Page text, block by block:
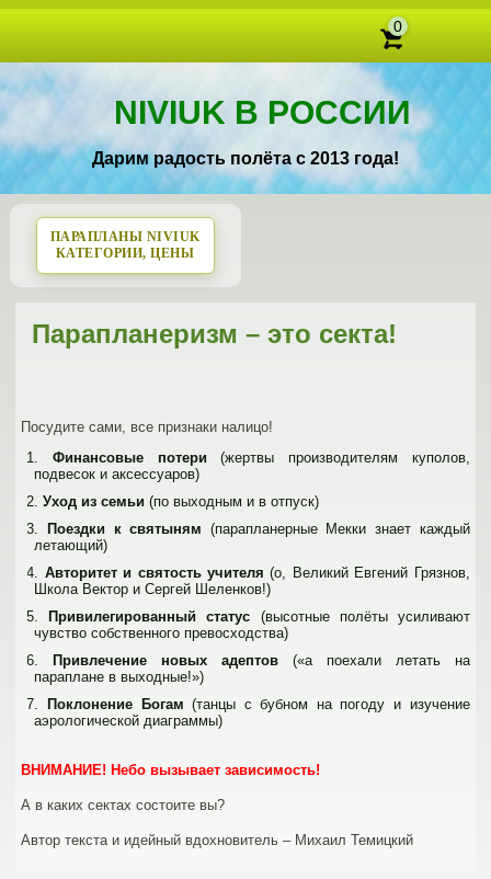
0
NIVIUK В РОССИИ
Дарим радость полёта с 2013 года!
ПАРАПЛАНЫ NIVIUK
КАТЕГОРИИ, ЦЕНЫ
Парапланеризм – это секта!
Посудите сами, все признаки налицо!
1.Финансовые потери (жертвы производителям куполов,
подвесок и аксессуаров)
2.Уход из семьи (по выходным и в отпуск)
3.
Поездки к святыням (парапланерные Мекки знает каждый
летающий)
4. Авторитет и святость учителя (о, Великий Евгений Грязнов,
Школа Вектор и Сергей Шеленков!)
5.
Привилегированный статус (высотные полёты усиливают
чувство собственного превосходства)
6.
Привлечение новых адептов («а поехали летать на
параплане в выходные!»)
7.
Поклонение Богам (танцы с бубном на погоду и изучение
аэрологической диаграммы)
ВНИМАНИЕ! Небо вызывает зависимость!
А в каких сектах состоите вы?
Автор текста и идейный вдохновитель – Михаил Темицкий